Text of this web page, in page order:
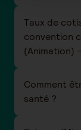
Taux de
convention
Comment
santé ?